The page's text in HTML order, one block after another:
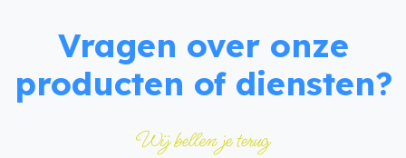
Vragen over onze
producten of diensten?
Wij bellen je terug